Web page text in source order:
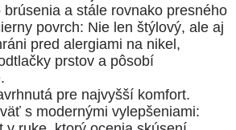
brúsenia a stále rovnako presného
povrch: Nie len štýlový, ale aj
pred alergiami na nikel,
prstov a pôsobí
pre najvyšší komfort.
s modernými vylepšeniami: